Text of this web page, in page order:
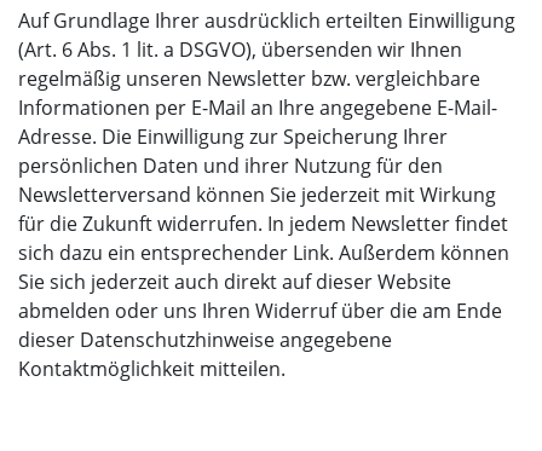
Auf Grundlage Ihrer ausdrücklich erteilten Einwilligung
(Art. 6 Abs. 1 lit. a DSGVO), übersenden wir Ihnen
regelmäßig unseren Newsletter bzw. vergleichbare
Informationen per E-Mail an Ihre angegebene E-Mail-
Adresse. Die Einwilligung zur Speicherung Ihrer
persönlichen Daten und ihrer Nutzung für den
Newsletterversand können Sie jederzeit mit Wirkung
für die Zukunft widerrufen. In jedem Newsletter findet
sich dazu ein entsprechender Link. Außerdem können
Sie sich jederzeit auch direkt auf dieser Website
abmelden oder uns Ihren Widerruf über die am Ende
dieser Datenschutzhinweise angegebene
Kontaktmöglichkeit mitteilen.